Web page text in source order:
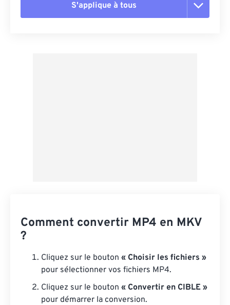
S'applique à tous
Comment convertir MP4 en MKV
?
Cliquez sur le bouton « Choisir les fichiers »
pour sélectionner vos fichiers MP4.
Cliquez sur le bouton « Convertir en CIBLE »
pour démarrer la conversion.